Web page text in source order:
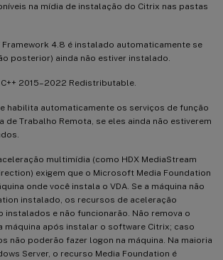
na mídia de instalação do Citrix nas pastas
Framework 4.8 é instalado automaticamente se
posterior) ainda não estiver instalado.
2015–2022 Redistributable.
habilita automaticamente os serviços de função
de Trabalho Remota, se eles ainda não estiverem
multimídia (como HDX MediaStream
exigem que o Microsoft Media Foundation
onde você instala o VDA. Se a máquina não
instalado, os recursos de aceleração
instalados e não funcionarão. Não remova o
máquina após instalar o software Citrix; caso
não poderão fazer logon na máquina. Na maioria
Server, o recurso Media Foundation é